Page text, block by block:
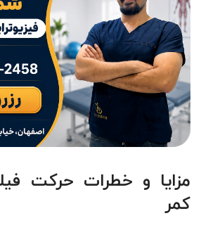
مزایا و خطرات حرکت
کمر